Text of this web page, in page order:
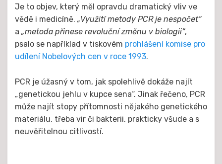
Je to objev, který měl opravdu dramatický vliv ve
vědě i medicíně. „Využití metody PCR je nespočet“
a „metoda přinese revoluční změnu v biologii“,
psalo se například v tiskovém prohlášení komise pro
udílení Nobelových cen v roce 1993.
PCR je úžasný v tom, jak spolehlivě dokáže najít
„genetickou jehlu v kupce sena“. Jinak řečeno, PCR
může najít stopy přítomnosti nějakého genetického
materiálu, třeba vir či bakterii, prakticky všude a s
neuvěřitelnou citlivostí.